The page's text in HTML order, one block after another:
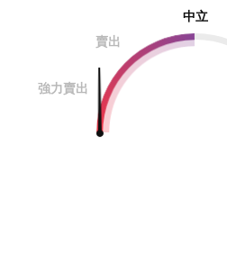
中立
賣出
強力賣出